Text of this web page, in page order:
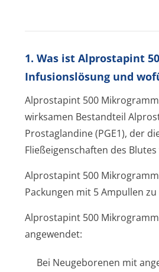
1. Was ist Alprostapint
Infusionslösung und
Alprostapint 500 Mikrogramm
wirksamen Bestandteil
Prostaglandine (PGE1), der
Fließeigenschaften des
Alprostapint 500
Packungen mit 5 Ampullen
Alprostapint 500 Mikrogramm
angewendet:
Bei Neugeborenen mit